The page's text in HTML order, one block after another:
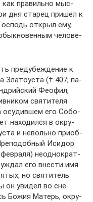
как пра­виль­но мыс­
дня ста­рец при­шел к
от­крыл ему,
че­ло­ве­
предубеж­де­ние к
Зла­то­уста († 407; па­
Фе­о­фил,
свя­ти­те­ля
осу­див­шем его Со­бо­
на­хо­дил­ся в окру­
и неволь­но при­об­
Ис­и­дор
неод­но­крат­
его вне­сти имя
но свя­ти­тель
он уви­дел во сне
Бо­жия Ма­терь, окру­